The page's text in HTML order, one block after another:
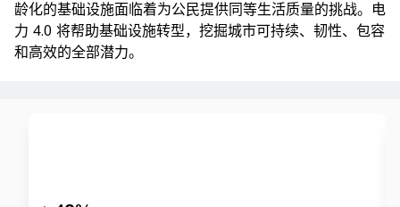
龄化的基础设施面临着为公民提供同等生活质量的挑战。电
力 4.0 将帮助基础设施转型，挖掘城市可持续、韧性、包容
和高效的全部潜力。